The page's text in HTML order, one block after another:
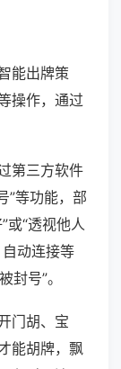
能出牌策
操作，通过
第三方软件
”等功能，部
或“透视他人
动连接等
封号”。
门胡、宝
能胡牌，飘